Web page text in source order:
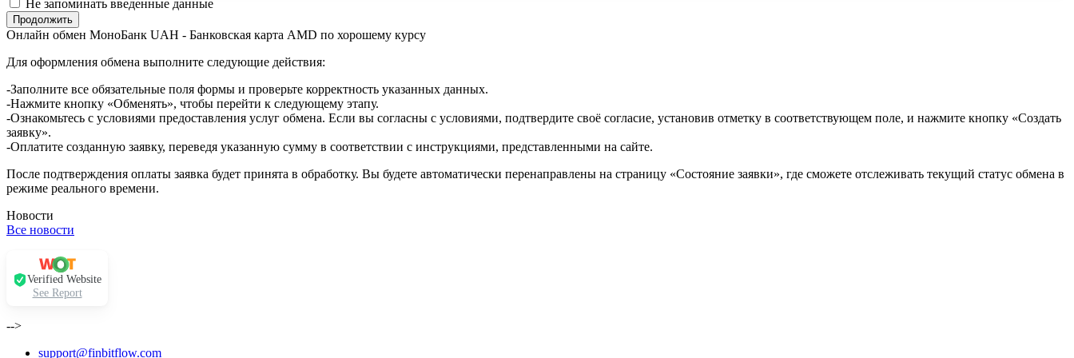
Не запоминать введенные данные
Онлайн обмен МоноБанк UAH - Банковская карта AMD по хорошему курсу
Для оформления обмена выполните следующие действия:
-Заполните все обязательные поля формы и проверьте корректность указанных данных.
-Нажмите кнопку «Обменять», чтобы перейти к следующему этапу.
-Ознакомьтесь с условиями предоставления услуг обмена. Если вы согласны с условиями, подтвердите своё согласие, установив отметку в соответствующем поле, и нажмите кнопку «Создать
заявку».
-Оплатите созданную заявку, переведя указанную сумму в соответствии с инструкциями, представленными на сайте.
После подтверждения оплаты заявка будет принята в обработку. Вы будете автоматически перенаправлены на страницу «Состояние заявки», где сможете отслеживать текущий статус обмена в
режиме реального времени.
Новости
Все новости
Verified Website
See Report
-->
support@finbitflow.com